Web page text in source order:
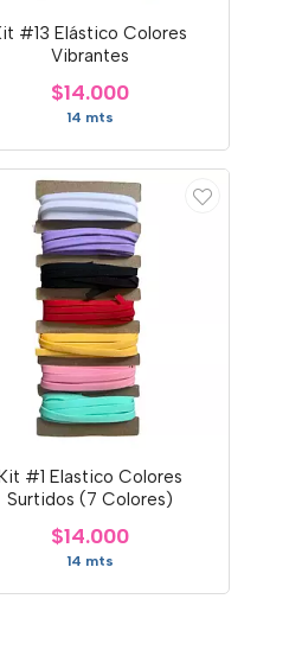
#13 Elástico Colores
Vibrantes
$14.000
14 mts
#1 Elastico Colores
Surtidos (7 Colores)
$14.000
14 mts